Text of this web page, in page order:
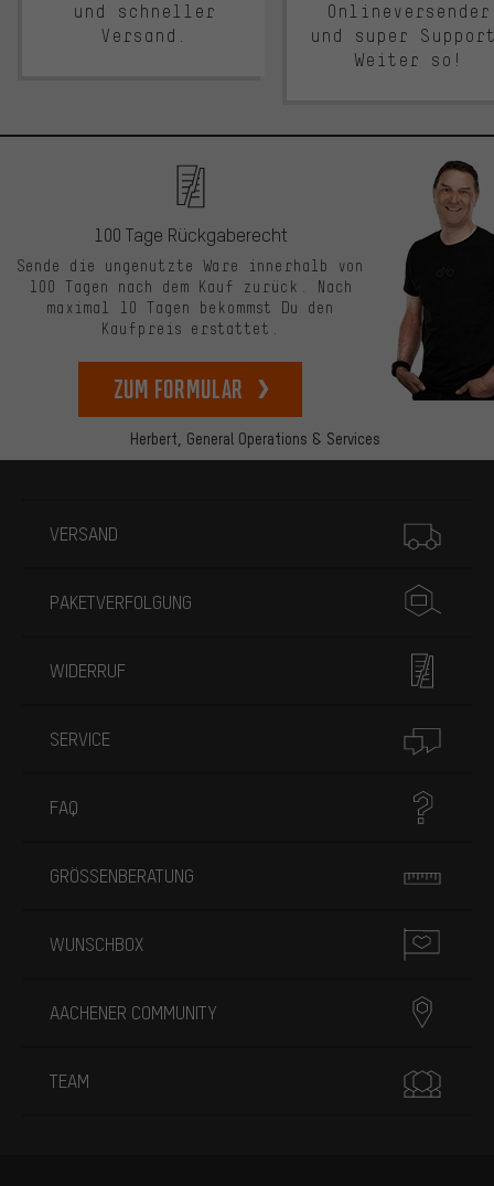
und schneller
Versand.
Onlineversender
und super
Weiter so!
Herbert, General Operations & Services
100 Tage Rückgaberecht
Sende die ungenutzte Ware innerhalb von
100 Tagen nach dem Kauf zurück. Nach
maximal 10 Tagen bekommst Du den
Kaufpreis erstattet.
zum Formular
VERSAND
PAKETVERFOLGUNG
WIDERRUF
SERVICE
FAQ
GRÖSSENBERATUNG
WUNSCHBOX
AACHENER COMMUNITY
TEAM